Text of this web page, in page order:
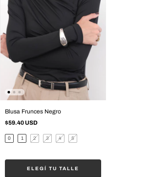
Blusa Frunces Negro
$59.40 USD
0 1 2 3 4 5
ELEGÍ TU TALLE